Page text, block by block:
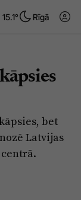
15.1° Rīgā
bet
Latvijas